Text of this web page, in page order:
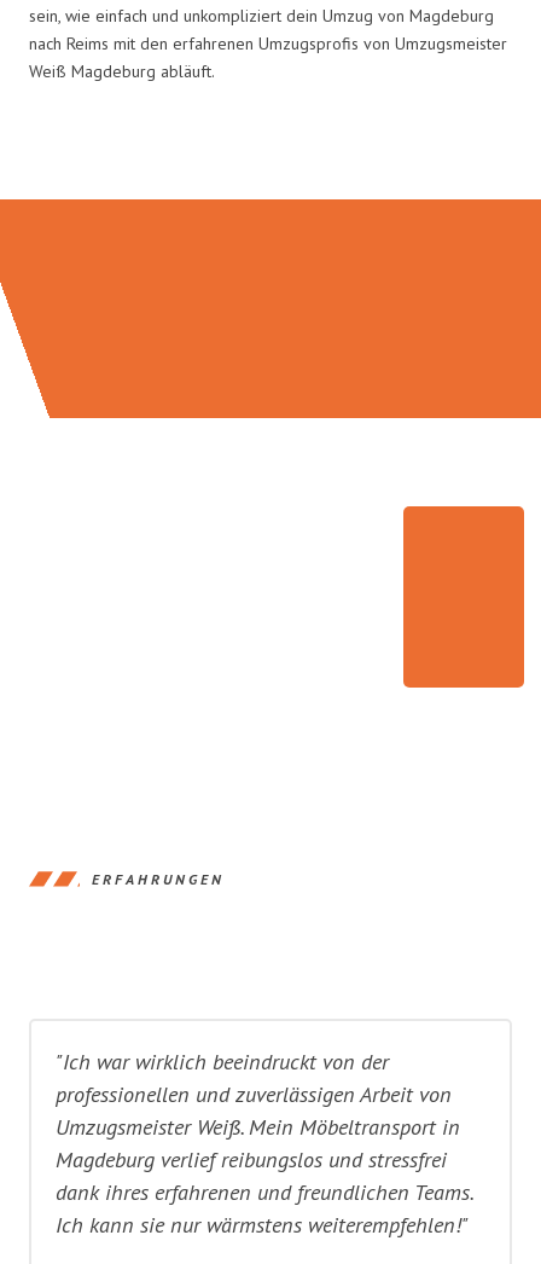
sein, wie einfach und unkompliziert dein Umzug von Magdeburg
nach Reims mit den erfahrenen Umzugsprofis von Umzugsmeister
Weiß Magdeburg abläuft.
ERFAHRUNGEN
"Ich war wirklich beeindruckt von der
professionellen und zuverlässigen Arbeit von
Umzugsmeister Weiß. Mein Möbeltransport in
Magdeburg verlief reibungslos und stressfrei
dank ihres erfahrenen und freundlichen Teams.
Ich kann sie nur wärmstens weiterempfehlen!"